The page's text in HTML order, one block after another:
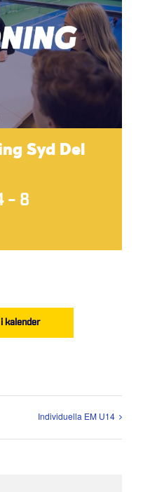
Syd Del
– 8
kalender
Individuella EM U14